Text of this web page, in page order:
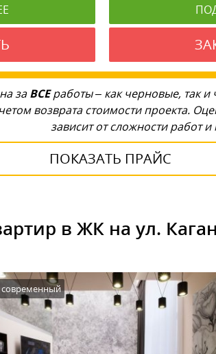
заВСЕработы – как черновые, так и
возврата стоимости проекта.
зависит от сложности работ
ПОКАЗАТЬ ПРАЙС
в ЖК на ул.
современный